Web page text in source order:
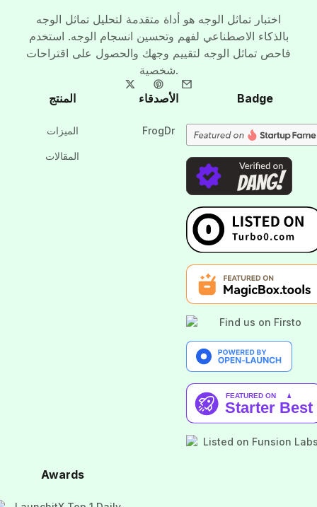
اختبار تماثل الوجه هو أداة متقدمة لتحليل تماثل الوجه
بالذكاء الاصطناعي لفهم وتحسين انسجام الوجه. استخدم
فاحص تماثل الوجه لتقييم وجهك والحصول على اقتراحات
شخصية.
المنتج
الميزات
المقالات
الأصدقاء
FrogDr
Badge
Awards